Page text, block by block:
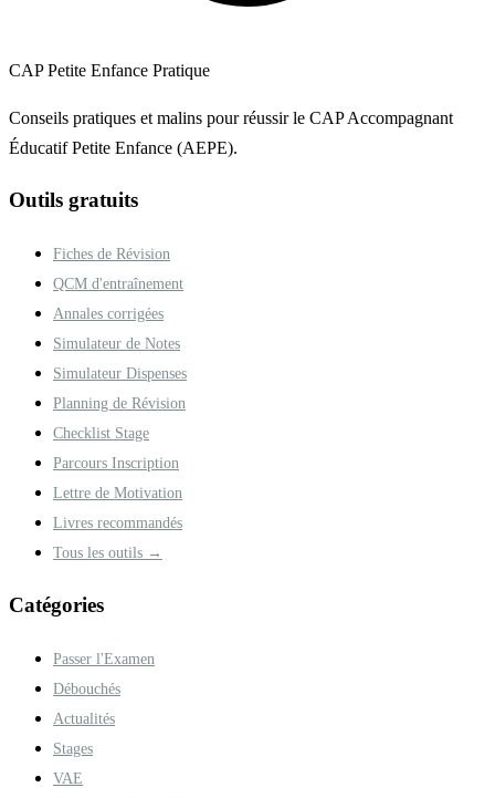
CAP Petite Enfance Pratique
Conseils pratiques et malins pour réussir le CAP Accompagnant
Éducatif Petite Enfance (AEPE).
Outils gratuits
Fiches de Révision
QCM d'entraînement
Annales corrigées
Simulateur de Notes
Simulateur Dispenses
Planning de Révision
Checklist Stage
Parcours Inscription
Lettre de Motivation
Livres recommandés
Tous les outils →
Catégories
Passer l'Examen
Débouchés
Actualités
Stages
VAE